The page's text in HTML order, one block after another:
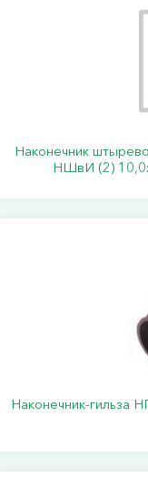
Наконечник
НШвИ (2)
Наконечник-гильза